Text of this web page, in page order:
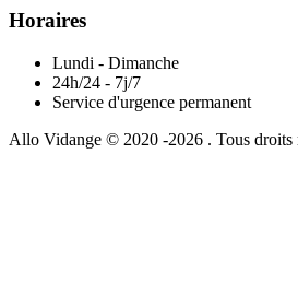
Horaires
Lundi - Dimanche
24h/24 - 7j/7
Service d'urgence permanent
Allo Vidange © 2020 -2026 . Tous droits